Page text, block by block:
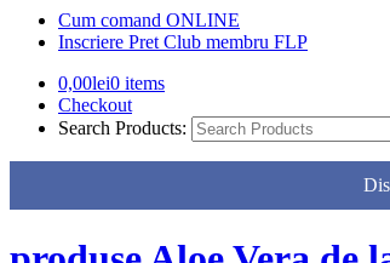
Cum comand ONLINE
Inscriere Pret Club membru FLP
0,00lei0 items
Checkout
Search Products: